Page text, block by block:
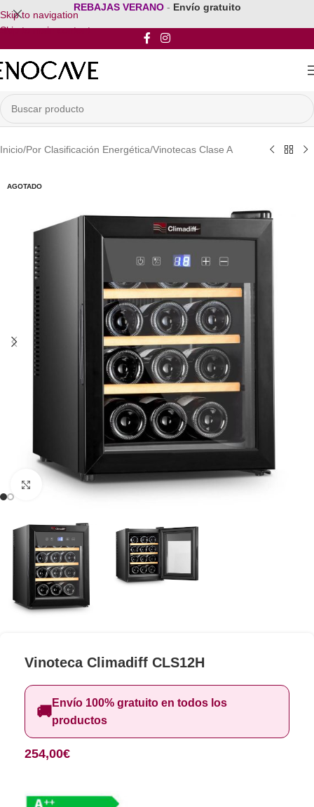
Skip to navigation
Skip to main content
REBAJAS VERANO - Envío gratuito
Inicio/Por Clasificación Energética/Vinotecas Clase A
AGOTADO
Clic para ampliar
Vinoteca Climadiff CLS12H
🚚Envío 100% gratuito en todos los
productos
254,00€